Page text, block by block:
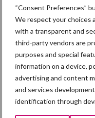
“Consent Preferences”
We respect your choices
with a transparent and
third-party vendors are
purposes and special
information on a device,
advertising and content
and services
identification through
7 aug
Britse
7 aug
5 aug